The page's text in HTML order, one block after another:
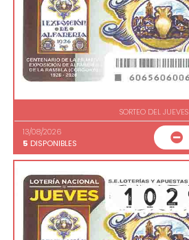
SORTEO DEL JUEVES
13/08/2026
5 DISPONIBLES